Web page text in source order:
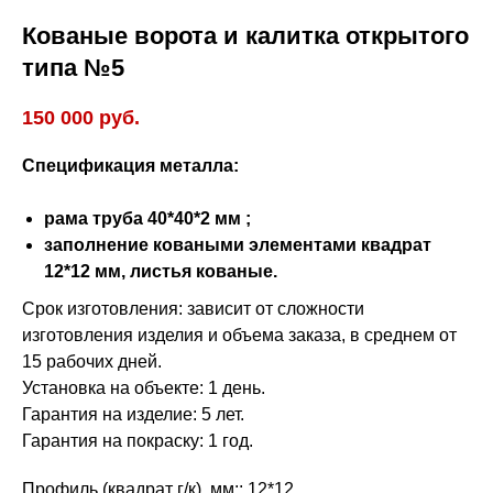
Кованые ворота и калитка открытого
типа №5
150 000 руб.
Спецификация металла:
рама труба 40*40*2 мм ;
заполнение коваными элементами квадрат
12*12 мм, листья кованые.
Срок изготовления: зависит от сложности
изготовления изделия и объема заказа, в среднем от
15 рабочих дней.
Установка на объекте: 1 день.
Гарантия на изделие: 5 лет.
Гарантия на покраску: 1 год.